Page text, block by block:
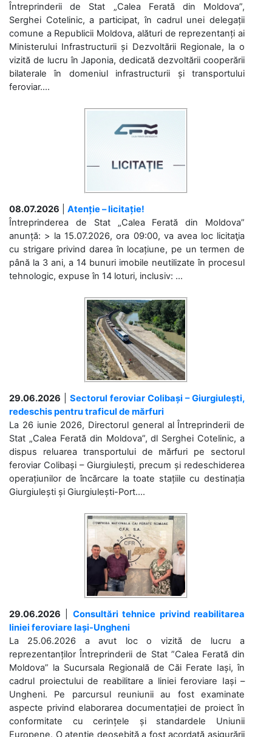
Întreprinderii de Stat „Calea Ferată din Moldova”,
Serghei Cotelinic, a participat, în cadrul unei delegații
comune a Republicii Moldova, alături de reprezentanți ai
Ministerului Infrastructurii și Dezvoltării Regionale, la o
vizită de lucru în Japonia, dedicată dezvoltării cooperării
bilaterale în domeniul infrastructurii și transportului
feroviar....
08.07.2026
Atenție – licitație!
Întreprinderea de Stat „Calea Ferată din Moldova”
anunță: > la 15.07.2026, ora 09:00, va avea loc licitaţia
cu strigare privind darea în locațiune, pe un termen de
până la 3 ani, a 14 bunuri imobile neutilizate în procesul
tehnologic, expuse în 14 loturi, inclusiv: ...
29.06.2026
Sectorul feroviar Colibași – Giurgiulești,
redeschis pentru traficul de mărfuri
La 26 iunie 2026, Directorul general al Întreprinderii de
Stat „Calea Ferată din Moldova”, dl Serghei Cotelinic, a
dispus reluarea transportului de mărfuri pe sectorul
feroviar Colibași – Giurgiulești, precum și redeschiderea
operațiunilor de încărcare la toate stațiile cu destinația
Giurgiulești și Giurgiulești-Port....
29.06.2026
Consultări tehnice privind reabilitarea
liniei feroviare Iași-Ungheni
La 25.06.2026 a avut loc o vizită de lucru a
reprezentanților Întreprinderii de Stat ”Calea Ferată din
Moldova” la Sucursala Regională de Căi Ferate Iași, în
cadrul proiectului de reabilitare a liniei feroviare Iași –
Ungheni. Pe parcursul reuniunii au fost examinate
aspecte privind elaborarea documentației de proiect în
conformitate cu cerințele și standardele Uniunii
Europene. O atenție deosebită a fost acordată asigurării